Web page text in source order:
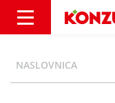
NASLOVNICA